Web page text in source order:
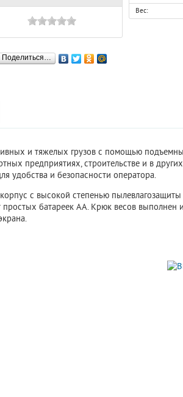
Поделиться…
Вес:
и тяжелых грузов с помощью
предприятиях, строительстве и в
удобства и безопасности оператора.
с высокой степенью пылевлагозащиты
батареек АА. Крюк весов выполнен